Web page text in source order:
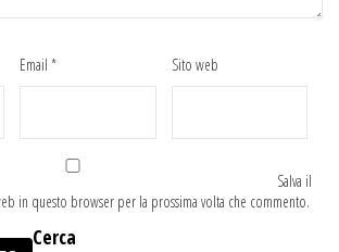
Email* Sito web
Salva il
in questo browser per la prossima volta che commento.
Cerca